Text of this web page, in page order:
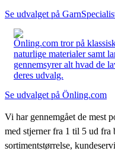
Se udvalget på
Önling.com tror på
naturlige materialer samt
gennemsyrer alt hvad de
deres udvalg.
Se udvalget på Önling.com
Vi har gennemgået de mest
med stjerner fra 1 til 5 ud fra
sortimentstørrelse,